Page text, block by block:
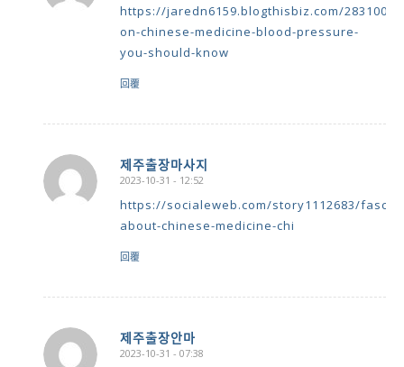
https://jaredn6159.blogthisbiz.com/
on-chinese-medicine-blood-pressure-
you-should-know
回覆
제주출장마사지
says:
2023-10-31 - 12:52
https://socialeweb.com/story1112683/
about-chinese-medicine-chi
回覆
제주출장안마
says:
2023-10-31 - 07:38